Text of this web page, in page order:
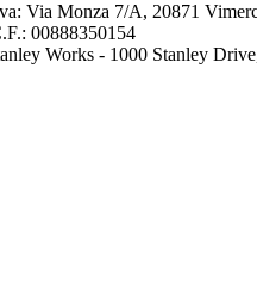
Via Monza 7/A, 20871
00888350154
Works - 1000 Stanley